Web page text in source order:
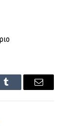
Tumblr Email